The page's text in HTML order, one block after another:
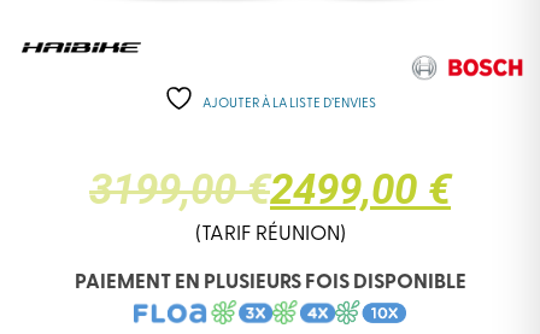
AJOUTER À LA LISTE D’ENVIES
3199,00 €LE
PRIX
INITIAL
2499,00 €
LE
PRIX
ACTUEL
(TARIF RÉUNION)
PAIEMENT EN PLUSIEURS FOIS DISPONIBLE